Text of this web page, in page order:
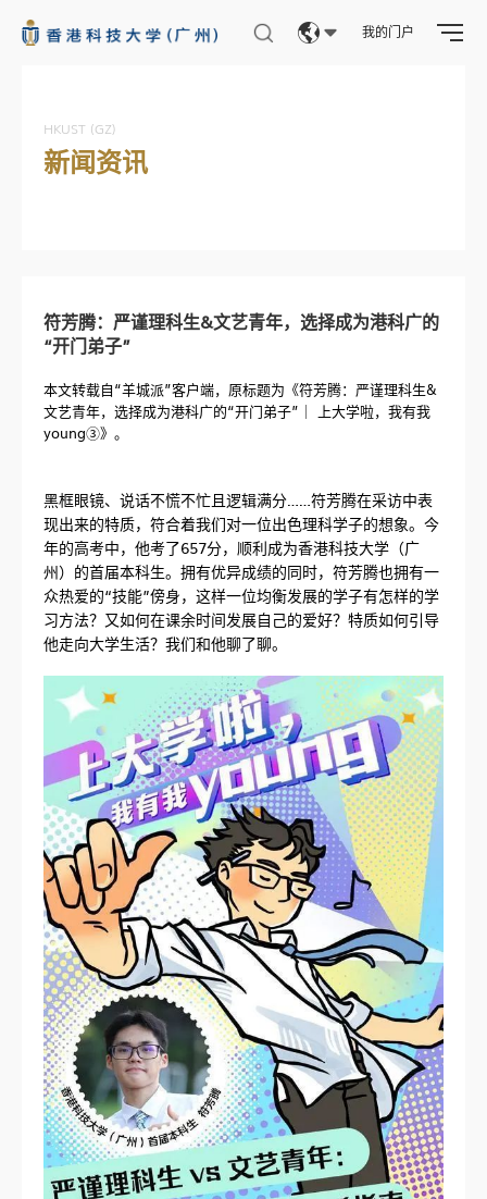
我的门户
HKUST (GZ)
新闻资讯
符芳腾：严谨理科生&文艺青年，选择成为港科广的
“开门弟子”
本文转载自“羊城派”客户端，原标题为《符芳腾：严谨理科生&
文艺青年，选择成为港科广的“开门弟子”｜ 上大学啦，我有我
young③》。
黑框眼镜、说话不慌不忙且逻辑满分……符芳腾在采访中表
现出来的特质，符合着我们对一位出色理科学子的想象。今
年的高考中，他考了657分，顺利成为香港科技大学（广
州）的首届本科生。拥有优异成绩的同时，符芳腾也拥有一
众热爱的“技能”傍身，这样一位均衡发展的学子有怎样的学
习方法？又如何在课余时间发展自己的爱好？特质如何引导
他走向大学生活？我们和他聊了聊。